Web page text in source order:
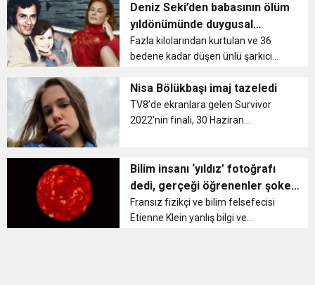
katılan şarkıcı Betül Demir, önceki
gün çarpıcı açıklamalarda
bulunmuştu. class=”medyane...
Deniz Seki’den babasının ölüm
yıldönümünde duygusal
paylaşım
Fazla kilolarından kurtulan ve 36
bedene kadar düşen ünlü şarkıcı
medya hesabından sık sık
paylaşımda bulunuyor ve
takipçilerinin yakaladığı photoshop
Nisa Bölükbaşı imaj tazeledi
TV8’de ekranlara gelen Survivor
2022’nin finali, 30 Haziran
Atakan Arslan, Sema Aydemir,
Ogeday Girişken ve Nagihan
Karadere gi...
Bilim insanı ‘yıldız’ fotoğrafı
dedi, gerçeği öğrenenler şoke
oldu
Fransız fizikçi ve bilim felsefecisi
Etienne Klein yanlış bilgi ve